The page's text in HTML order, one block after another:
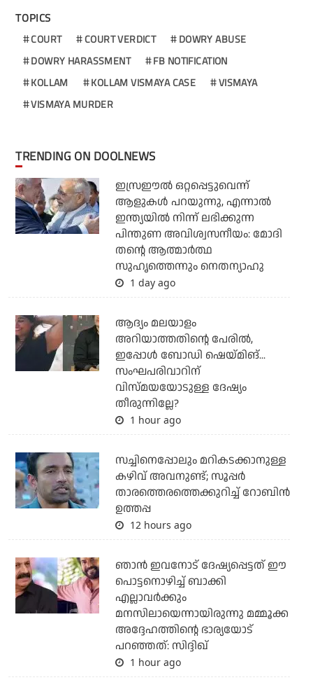
TOPICS
COURT COURT VERDICT
DOWRY ABUSE
DOWRY HARASSMENT
FB NOTIFICATION
KOLLAM
KOLLAM VISMAYA CASE
VISMAYA
VISMAYA MURDER
TRENDING ON DOOLNEWS
ഇസ്രഈല്‍ ഒറ്റപ്പെട്ടുവെന്ന്
ആളുകള്‍ പറയുന്നു, എന്നാല്‍
ഇന്ത്യയില്‍ നിന്ന് ലഭിക്കുന്ന
പിന്തുണ അവിശ്വസനീയം: മോദി
തന്റെ ആത്മാര്‍ത്ഥ
സുഹൃത്തെന്നും നെതന്യാഹു
1 day ago
ആദ്യം മലയാളം
അറിയാത്തതിന്റെ പേരില്‍,
ഇപ്പോള്‍ ബോഡി ഷെയ്മിങ്...
സംഘപരിവാറിന്
വിസ്മയയോടുള്ള ദേഷ്യം
തീരുന്നില്ലേ?
1 hour ago
സച്ചിനെപ്പോലും മറികടക്കാനുള്ള
കഴിവ് അവനുണ്ട്; സൂപ്പര്‍
താരത്തെരത്തെക്കുറിച്ച് റോബിന്‍
ഉത്തപ്പ
12 hours ago
ഞാന്‍ ഇവനോട് ദേഷ്യപ്പെട്ടത് ഈ
പൊട്ടനൊഴിച്ച് ബാക്കി
എല്ലാവര്‍ക്കും
മനസിലായെന്നായിരുന്നു മമ്മൂക്ക
അദ്ദേഹത്തിന്റെ ഭാര്യയോട്
പറഞ്ഞത്: സിദ്ദിഖ്
1 hour ago